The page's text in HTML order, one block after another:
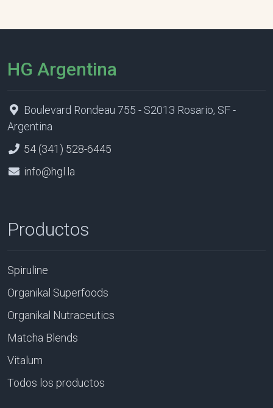
HG Argentina
Boulevard Rondeau 755 - S2013 Rosario, SF -
Argentina
54 (341) 528-6445
info@hgl.la
Productos
Spiruline
Organikal Superfoods
Organikal Nutraceutics
Matcha Blends
Vitalum
Todos los productos